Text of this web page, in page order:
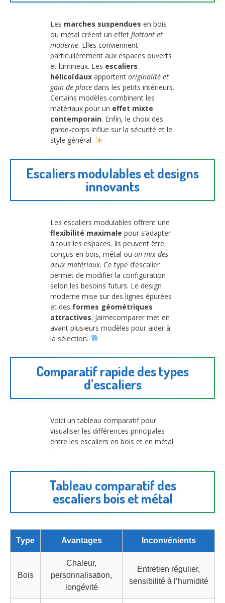
Les marches suspendues en bois
ou métal créent un effet flottant et
moderne. Elles conviennent
particulièrement aux espaces ouverts
et lumineux. Les escaliers
hélicoïdaux apportent originalité et
gain de place dans les petits intérieurs.
Certains modèles combinent les
matériaux pour un effet mixte
contemporain. Enfin, le choix des
garde-corps influe sur la sécurité et le
style général.
Escaliers modulables et designs
innovants
Les escaliers modulables offrent une
flexibilité maximale pour s’adapter
à tous les espaces. Ils peuvent être
conçus en bois, métal ou un mix des
deux matériaux. Ce type d’escalier
permet de modifier la configuration
selon les besoins futurs. Le design
moderne mise sur des lignes épurées
et des formes géométriques
attractives. Jaimecomparer met en
avant plusieurs modèles pour aider à
la sélection.
Comparatif rapide des types
d’escaliers
Voici un tableau comparatif pour
visualiser les différences principales
entre les escaliers en bois et en métal
:
Tableau comparatif des
escaliers bois et métal
Type Avantages Inconvénients
Bois
Chaleur,
personnalisation,
longévité
Entretien régulier,
sensibilité à l’humidité